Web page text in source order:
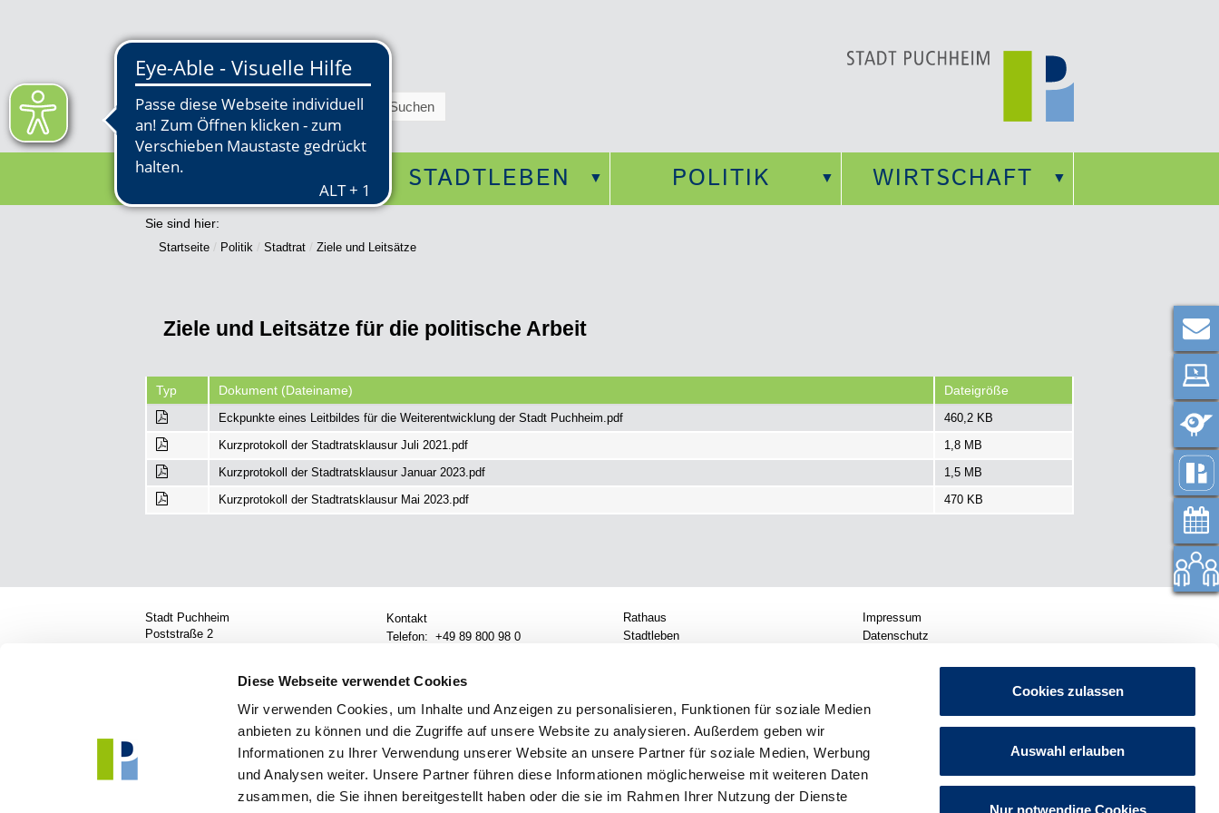
Diese Webseite verwendet Cookies
Wir verwenden Cookies, um Inhalte und Anzeigen zu personalisieren, Funktionen für soziale Medien
anbieten zu können und die Zugriffe auf unsere Website zu analysieren. Außerdem geben wir
Informationen zu Ihrer Verwendung unserer Website an unsere Partner für soziale Medien, Werbung
und Analysen weiter. Unsere Partner führen diese Informationen möglicherweise mit weiteren Daten
zusammen, die Sie ihnen bereitgestellt haben oder die sie im Rahmen Ihrer Nutzung der Dienste
Cookies zulassen
Auswahl erlauben
Nur notwendige Cookies
STADTLEBEN POLITIK WIRTSCHAFT
Sie sind hier:
Startseite Politik Stadtrat Ziele und Leitsätze
Ziele und Leitsätze für die politische Arbeit
Typ Dokument (Dateiname) Dateigröße
Eckpunkte eines Leitbildes für die Weiterentwicklung der Stadt Puchheim.pdf
460,2 KB
Kurzprotokoll der Stadtratsklausur Juli 2021.pdf
1,8 MB
Kurzprotokoll der Stadtratsklausur Januar 2023.pdf
1,5 MB
Kurzprotokoll der Stadtratsklausur Mai 2023.pdf
470 KB
Rathaus
Stadtleben
Pressemitteilungen
Impressum
Datenschutz
Seitenanfang
Impressum Puchheim App
Stadt Puchheim
Poststraße 2
Mehr Puchheim auf
Kontakt
Telefon: +49 89 800 98 0
E-Mail:
Nachricht senden
Anfahrt